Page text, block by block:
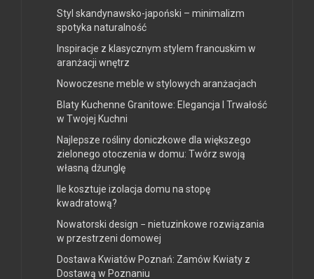
Styl skandynawsko-japoński – minimalizm
spotyka naturalność
Inspiracje z klasycznym stylem francuskim w
aranżacji wnętrz
Nowoczesne meble w stylowych aranżacjach
Blaty Kuchenne Granitowe: Elegancja I Trwałość
w Twojej Kuchni
Najlepsze rośliny doniczkowe dla większego
zielonego otoczenia w domu: Twórz swoją
własną dżunglę
Ile kosztuje izolacja domu na stopę
kwadratową?
Nowatorski design − nietuzinkowe rozwiązania
w przestrzeni domowej
Dostawa Kwiatów Poznań: Zamów Kwiaty z
Dostawą w Poznaniu